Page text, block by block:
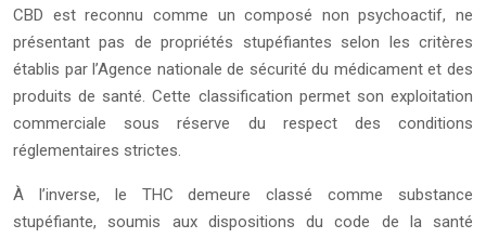
CBD est reconnu comme un composé non psychoactif, ne
présentant pas de propriétés stupéfiantes selon les critères
établis par l’Agence nationale de sécurité du médicament et des
produits de santé. Cette classification permet son exploitation
commerciale sous réserve du respect des conditions
réglementaires strictes.
À l’inverse, le THC demeure classé comme substance
stupéfiante, soumis aux dispositions du code de la santé